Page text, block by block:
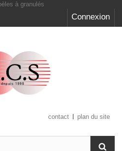
Connexion
contact plan du site